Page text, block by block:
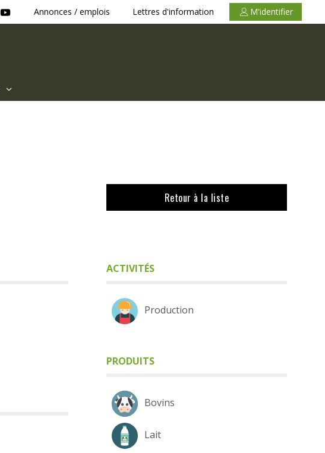
Annonces / emplois Lettres d'information M'identifier
Retour à la liste
ACTIVITÉS
Production
PRODUITS
Bovins
Lait